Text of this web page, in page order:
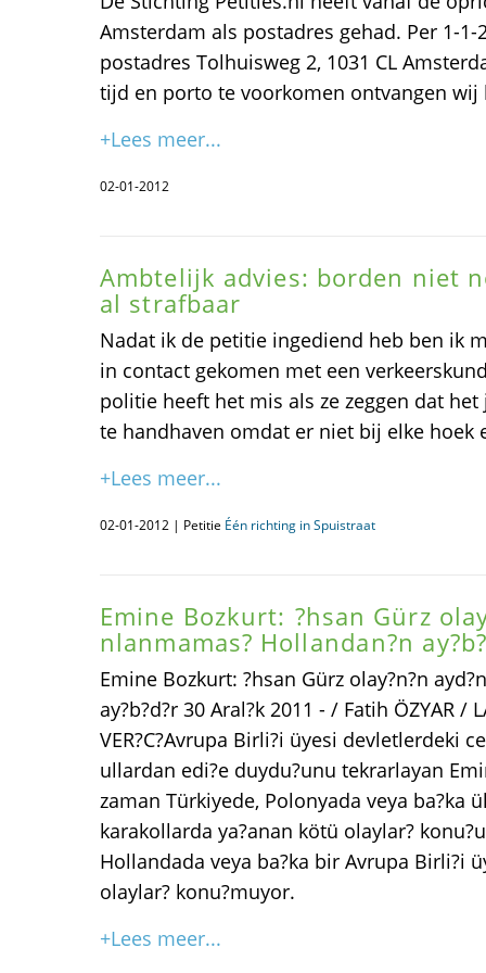
Amsterdam als postadres gehad. Per 1-1-
postadres Tolhuisweg 2, 1031 CL
tijd en porto te voorkomen ontvangen
+Lees meer...
02-01-2012
Ambtelijk advies: borden niet
al strafbaar
Nadat ik de petitie ingediend heb ben ik
in contact gekomen met een
politie heeft het mis als ze zeggen dat
te handhaven omdat er niet bij elke hoek
+Lees meer...
02-01-2012 | Petitie Één richting in Spuistraat
Emine Bozkurt: ?hsan Gürz
nlanmamas? Hollandan?n
Emine Bozkurt: ?hsan Gürz olay?n?n
ay?b?d?r 30 Aral?k 2011 - / Fatih ÖZYAR /
VER?C?Avrupa Birli?i üyesi devletlerdeki
ullardan edi?e duydu?unu tekrarlayan
zaman Türkiyede, Polonyada veya ba?ka
karakollarda ya?anan kötü olaylar?
Hollandada veya ba?ka bir Avrupa Birli?i
olaylar? konu?muyor.
+Lees meer...